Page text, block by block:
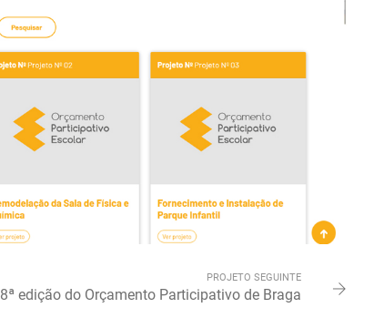
PROJETO SEGUINTE
8ª edição do Orçamento Participativo de Braga